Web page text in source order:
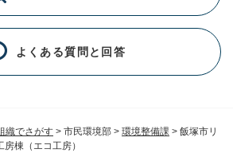
織でさがす > 市民環境部 > 環境整備課 > 飯塚市リ
棟（エコ工房）
よくある質問と回答